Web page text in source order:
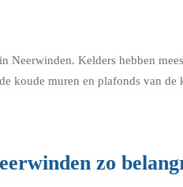
Kelders hebben
koude muren en plafonds van
zo